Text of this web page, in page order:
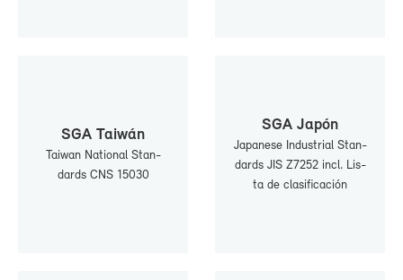
SGA Tai­wán
Tai­wan Na­tio­nal Stan­
dards CNS 15030
SGA Ja­pón
Ja­pa­ne­se In­dus­trial Stan­
dards JIS Z7252 incl. Lis­
ta de cla­si­fi­ca­ción